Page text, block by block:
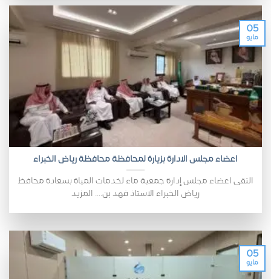
اعضاء مجلس الادارة بزيارة لمحافظة محافظة رياض الخبراء
التقى اعضاء مجلس إدارة جمعية ماء لخدمات المياة بسعادة محافظ
رياض الخبراء الاستاذ فهد بن.... المزيد
05
مايو
05
مايو